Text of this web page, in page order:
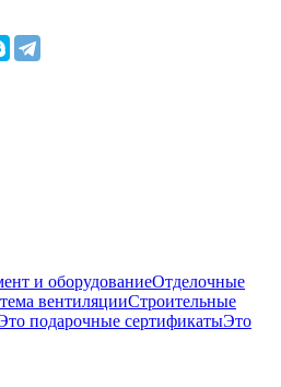
и оборудованиеОтделочные
вентиляцииСтроительные
подарочные сертификатыЭто